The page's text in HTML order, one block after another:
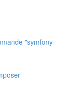
"symfony